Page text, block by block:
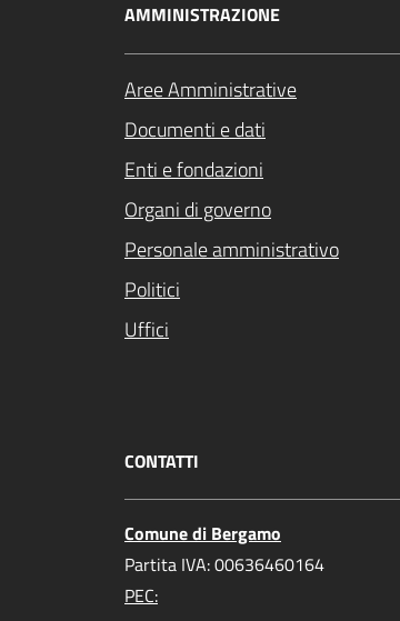
AMMINISTRAZIONE
Aree Amministrative
Documenti e dati
Enti e fondazioni
Organi di governo
Personale amministrativo
Politici
Uffici
CONTATTI
Comune di Bergamo
Partita IVA: 00636460164
PEC: